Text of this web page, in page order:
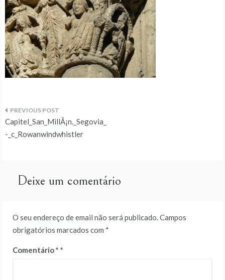
Navegação
de
Capitel_San_MillÃ¡n._Segovia_
-_c_Rowanwindwhistler
Deixe um comentário
O seu endereço de email não será publicado.Campos
obrigatórios marcados com *
Comentário*